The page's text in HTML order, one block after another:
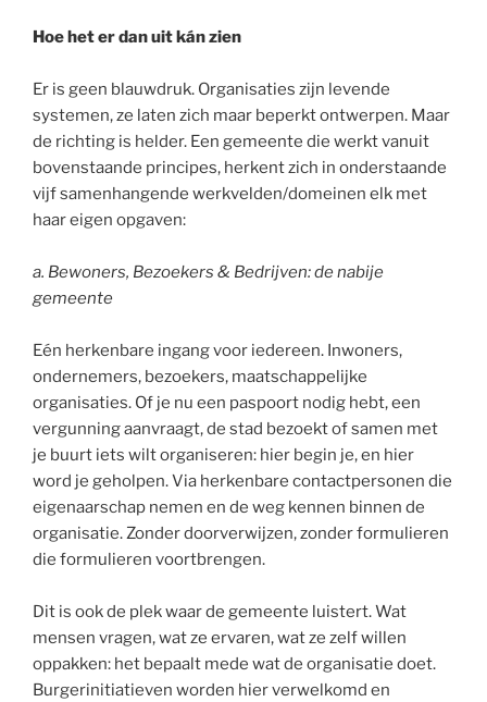
Hoe het er dan uit kán zien
Er is geen blauwdruk. Organisaties zijn levende
systemen, ze laten zich maar beperkt ontwerpen. Maar
de richting is helder. Een gemeente die werkt vanuit
bovenstaande principes, herkent zich in onderstaande
vijf samenhangende werkvelden/domeinen elk met
haar eigen opgaven:
a. Bewoners, Bezoekers & Bedrijven: de nabije
gemeente
Eén herkenbare ingang voor iedereen. Inwoners,
ondernemers, bezoekers, maatschappelijke
organisaties. Of je nu een paspoort nodig hebt, een
vergunning aanvraagt, de stad bezoekt of samen met
je buurt iets wilt organiseren: hier begin je, en hier
word je geholpen. Via herkenbare contactpersonen die
eigenaarschap nemen en de weg kennen binnen de
organisatie. Zonder doorverwijzen, zonder formulieren
die formulieren voortbrengen.
Dit is ook de plek waar de gemeente luistert. Wat
mensen vragen, wat ze ervaren, wat ze zelf willen
oppakken: het bepaalt mede wat de organisatie doet.
Burgerinitiatieven worden hier verwelkomd en